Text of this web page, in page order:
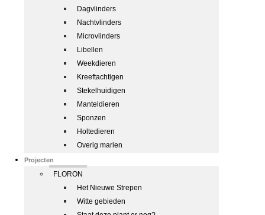
Dagvlinders
Nachtvlinders
Microvlinders
Libellen
Weekdieren
Kreeftachtigen
Stekelhuidigen
Manteldieren
Sponzen
Holtedieren
Overig marien
Projecten
FLORON
Het Nieuwe Strepen
Witte gebieden